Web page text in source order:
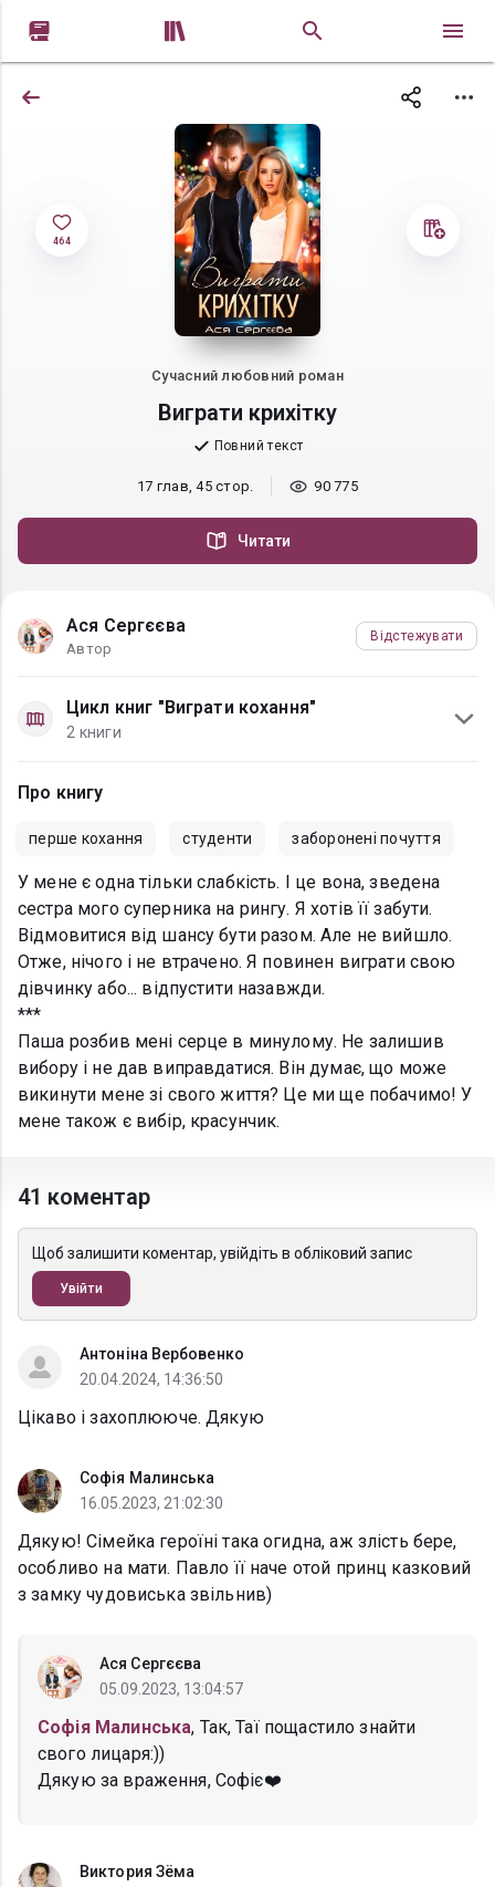
 
464
Сучасний любовний роман
Виграти крихітку
Повний текст
17 глав, 45 стор. 90 775
Читати
Ася Сергєєва
Автор
Відстежувати
Цикл книг "Виграти кохання"
2 книги
Про книгу
перше кохання студенти заборонені почуття
У мене є одна тільки слабкість. І це вона, зведена
сестра мого суперника на рингу. Я хотів її забути.
Відмовитися від шансу бути разом. Але не вийшло.
Отже, нічого і не втрачено. Я повинен виграти свою
дівчинку або... відпустити назавжди.
***
Паша розбив мені серце в минулому. Не залишив
вибору і не дав виправдатися. Він думає, що може
викинути мене зі свого життя? Це ми ще побачимо! У
мене також є вибір, красунчик.
41 коментар
Щоб залишити коментар, увійдіть в обліковий запис
Увійти
Антоніна Вербовенко
20.04.2024, 14:36:50
Цікаво і захоплююче. Дякую
Софія Малинська
16.05.2023, 21:02:30
Дякую! Сімейка героїні така огидна, аж злість бере,
особливо на мати. Павло її наче отой принц казковий
з замку чудовиська звільнив)
Ася Сергєєва
05.09.2023, 13:04:57
Софія Малинська, Так, Таї пощастило знайти
свого лицаря:))
Дякую за враження, Софіє❤️
Виктория Зёма